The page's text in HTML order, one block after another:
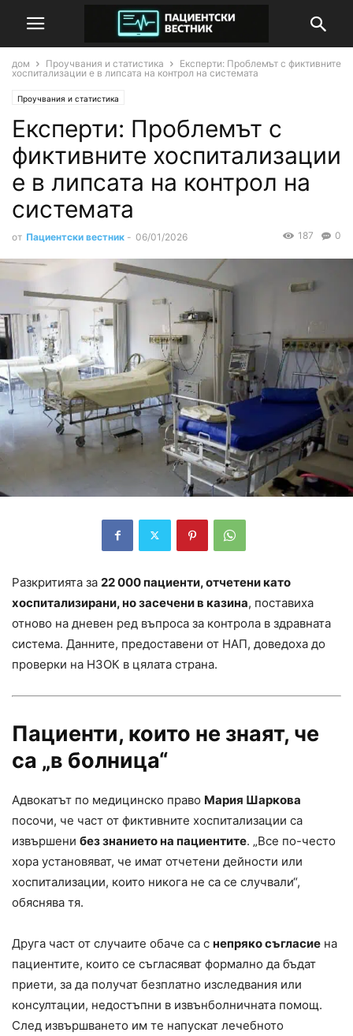
дом Проучвания и статистика
Експерти: Проблемът с фиктивните
хоспитализации е в липсата на контрол на системата
Проучвания и статистика
Експерти: Проблемът с
фиктивните хоспитализации
е в липсата на контрол на
системата
от Пациентски вестник - 06/01/2026 0
187
Разкритията за 22 000 пациенти, отчетени като
хоспитализирани, но засечени в казина, поставиха
отново на дневен ред въпроса за контрола в здравната
система. Данните, предоставени от НАП, доведоха до
проверки на НЗОК в цялата страна.
Пациенти, които не знаят, че
са „в болница“
Адвокатът по медицинско право Мария Шаркова
посочи, че част от фиктивните хоспитализации са
извършени без знанието на пациентите. „Все по-често
хора установяват, че имат отчетени дейности или
хоспитализации, които никога не са се случвали“,
обяснява тя.
Друга част от случаите обаче са с непряко съгласие на
пациентите, които се съгласяват формално да бъдат
приети, за да получат безплатно изследвания или
консултации, недостъпни в извънболничната помощ.
След извършването им те напускат лечебното